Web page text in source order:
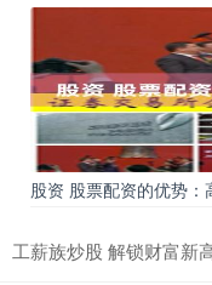
股资 股票配资的优势：
工薪族炒股 解锁财富新